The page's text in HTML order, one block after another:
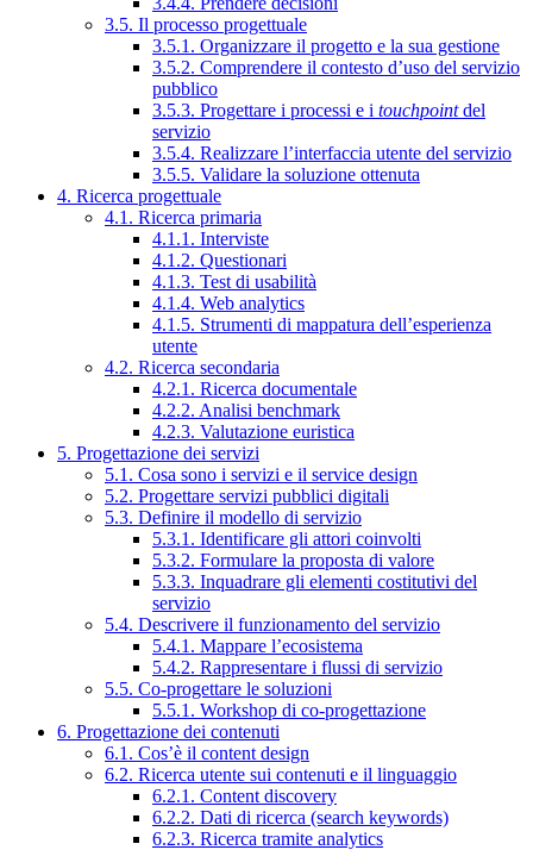
3.5. Il processo progettuale
3.5.1. Organizzare il progetto e la sua gestione
3.5.2. Comprendere il contesto d’uso del servizio
pubblico
3.5.3. Progettare i processi e i touchpointdel
servizio
3.5.4. Realizzare l’interfaccia utente del servizio
3.5.5. Validare la soluzione ottenuta
4. Ricerca progettuale
4.1. Ricerca primaria
4.1.1. Interviste
4.1.2. Questionari
4.1.3. Test di usabilità
4.1.4. Web analytics
4.1.5. Strumenti di mappatura dell’esperienza
utente
4.2. Ricerca secondaria
4.2.1. Ricerca documentale
4.2.2. Analisi benchmark
4.2.3. Valutazione euristica
5. Progettazione dei servizi
5.1. Cosa sono i servizi e il service design
5.2. Progettare servizi pubblici digitali
5.3. Definire il modello di servizio
5.3.1. Identificare gli attori coinvolti
5.3.2. Formulare la proposta di valore
5.3.3. Inquadrare gli elementi costitutivi del
servizio
5.4. Descrivere il funzionamento del servizio
5.4.1. Mappare l’ecosistema
5.4.2. Rappresentare i flussi di servizio
5.5. Co-progettare le soluzioni
5.5.1. Workshop di co-progettazione
6. Progettazione dei contenuti
6.1. Cos’è il content design
6.2. Ricerca utente sui contenuti e il linguaggio
6.2.1. Content discovery
6.2.2. Dati di ricerca (search keywords)
6.2.3. Ricerca tramite analytics